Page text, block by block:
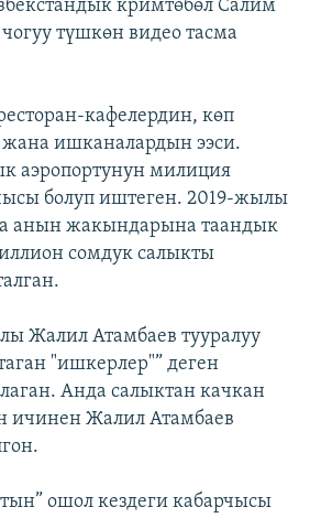
кримтөбөл Салим
түшкөн видео тасма
кафелердин, көп
жана ишканалардын ээси.
аэропортунун милиция
болуп иштеген. 2019-жылы
анын жакындарына таандык
сомдук салыкты
Жалил Атамбаев тууралуу
"ишкерлер"” деген
Анда салыктан качкан
ичинен Жалил Атамбаев
ошол кездеги кабарчысы